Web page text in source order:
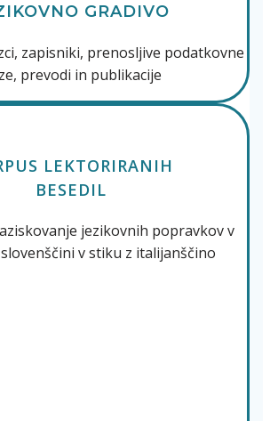
GRADIVO
zapisniki, prenosljive podatkovne
prevodi in publikacije
LEKTORIRANIH
BESEDIL
jezikovnih popravkov v
v stiku z italijanščino